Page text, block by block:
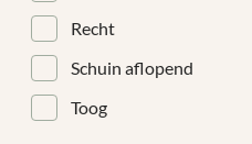
Recht
Schuin aflopend
Toog